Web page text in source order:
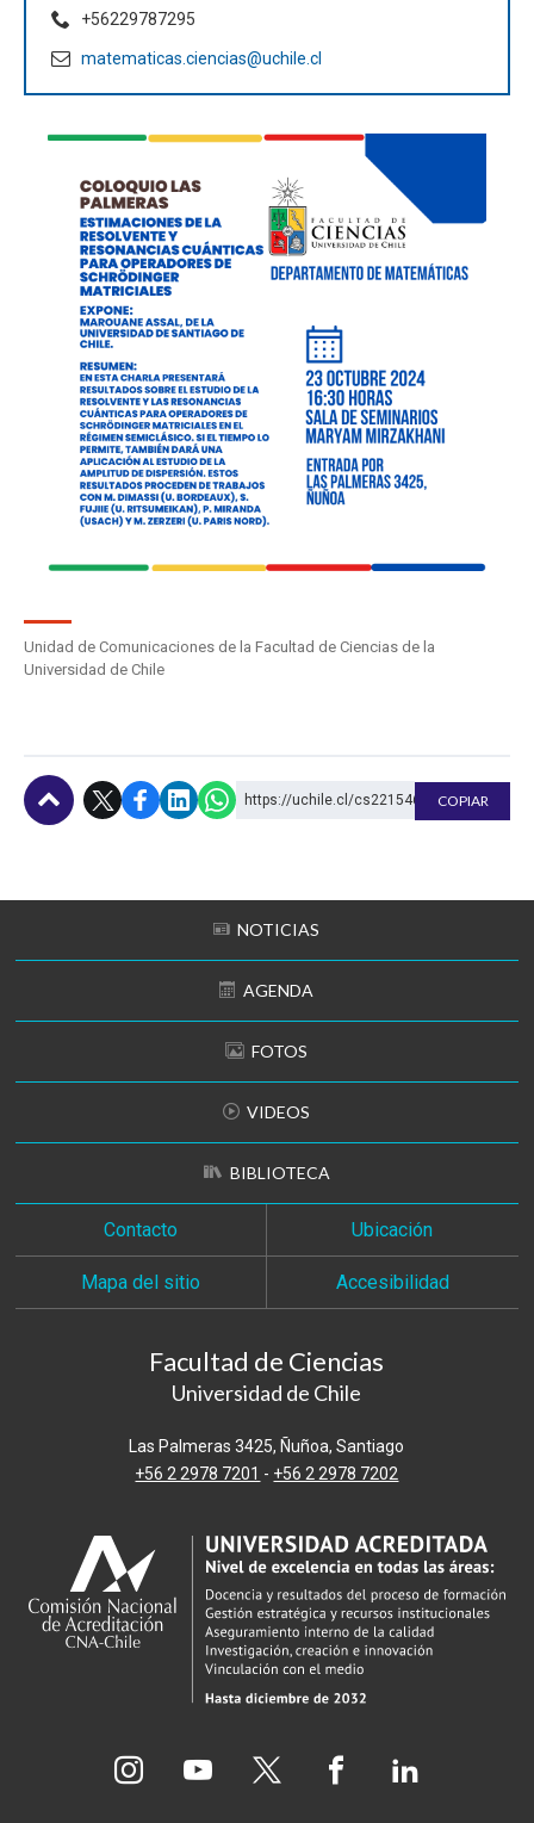
+56229787295
matematicas.ciencias@uchile.cl
Unidad de Comunicaciones de la Facultad de Ciencias de la
Universidad de Chile
https://uchile.cl/cs221546 COPIAR
NOTICIAS
AGENDA
FOTOS
VIDEOS
BIBLIOTECA
Contacto Ubicación
Mapa del sitio Accesibilidad
Facultad de Ciencias
Universidad de Chile
Las Palmeras 3425, Ñuñoa, Santiago
+56 2 2978 7201 - +56 2 2978 7202